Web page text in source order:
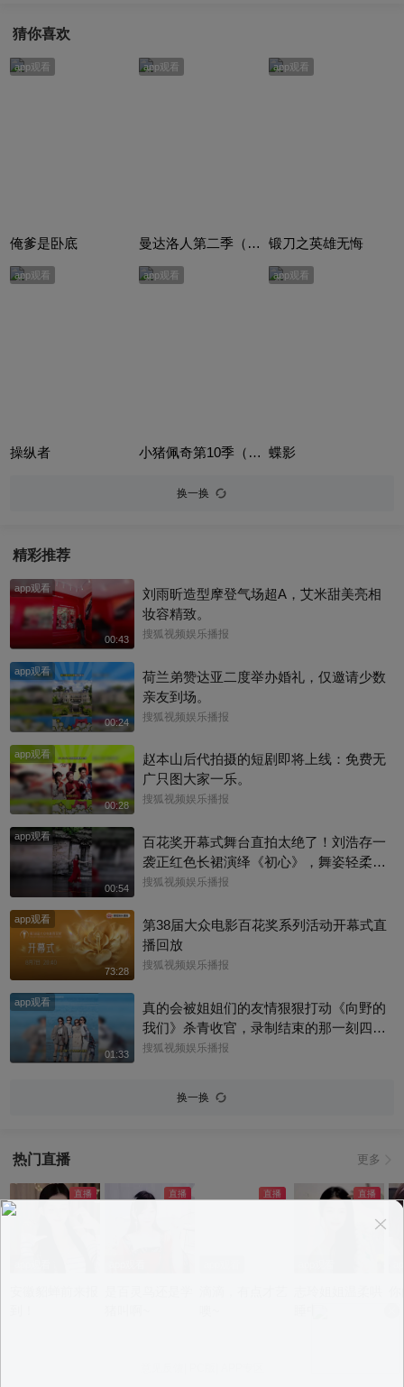
猜你喜欢
app观看
俺爹是卧底
app观看
曼达洛人第二季（The Mandalorian Season 2）
app观看
锻刀之英雄无悔
app观看
操纵者
app观看
小猪佩奇第10季（Peppa Pig Season 10）（中文版）
app观看
蝶影
换一换
精彩推荐
app观看
00:43
刘雨昕造型摩登气场超A，艾米甜美亮相
妆容精致。
搜狐视频娱乐播报
app观看
00:24
荷兰弟赞达亚二度举办婚礼，仅邀请少数
亲友到场。
搜狐视频娱乐播报
app观看
00:28
赵本山后代拍摄的短剧即将上线：免费无
广只图大家一乐。
搜狐视频娱乐播报
app观看
00:54
百花奖开幕式舞台直拍太绝了！刘浩存一
袭正红色长裙演绎《初心》，舞姿轻柔舒
缓，气质干净又大方，整个人闪闪发光，
浩存
搜狐视频娱乐播报
app观看
73:28
第38届大众电影百花奖系列活动开幕式直
播回放
搜狐视频娱乐播报
app观看
01:33
真的会被姐姐们的友情狠狠打动《向野的
我们》杀青收官，录制结束的那一刻四个
姐姐全都哭了，抱在一起满是不舍。十五
家已经提前约定好了，往后还要一起奔赴
搜狐视频娱乐播报
换一换
热门直播 更多